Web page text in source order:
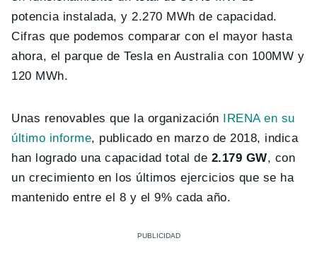
potencia instalada, y 2.270 MWh de capacidad.
Cifras que podemos comparar con el mayor hasta
ahora, el parque de Tesla en Australia con 100MW y
120 MWh.
Unas renovables que la organización IRENA en su
último informe, publicado en marzo de 2018, indica
han logrado una capacidad total de 2.179 GW, con
un crecimiento en los últimos ejercicios que se ha
mantenido entre el 8 y el 9% cada año.